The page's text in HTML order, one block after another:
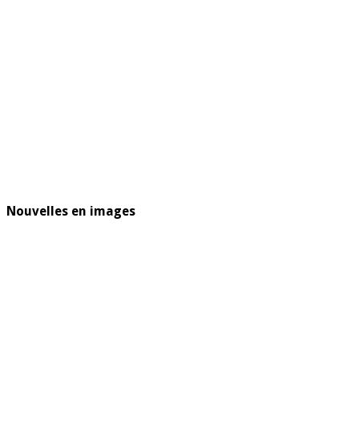
Nouvelles en images